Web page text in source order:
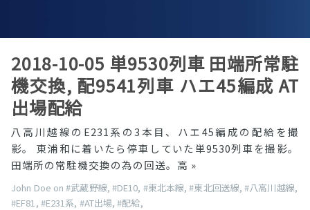
2018-10-05 単9530列車 田端所常駐
機交換, 配9541列車 ハエ45編成 AT
出場配給
八高川越線のE231系の3本目、ハエ45編成の配給を撮
影。 東浦和に着いたら停車していた単9530列車を撮影。
田端所の常駐機交換の為の回送。高 »
John Doe on#武蔵野線, #DE10, #東北本線,#東北回送線,#八高川越線,
#EF81 , #E231系, #AT出場,#配給,